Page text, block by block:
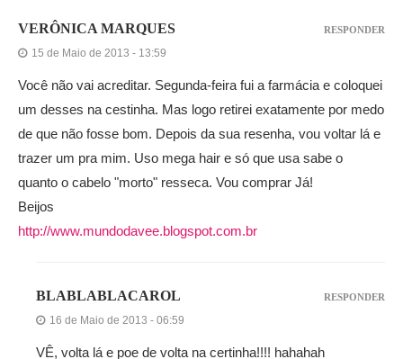
VERÔNICA MARQUES
15 de Maio de 2013 - 13:59
Você não vai acreditar. Segunda-feira fui a farmácia e coloquei
um desses na cestinha. Mas logo retirei exatamente por medo
de que não fosse bom. Depois da sua resenha, vou voltar lá e
trazer um pra mim. Uso mega hair e só que usa sabe o
quanto o cabelo "morto" resseca. Vou comprar Já!
Beijos
http://www.mundodavee.blogspot.com.br
RESPONDER
BLABLABLACAROL
16 de Maio de 2013 - 06:59
VÊ, volta lá e poe de volta na certinha!!!! hahahah
RESPONDER